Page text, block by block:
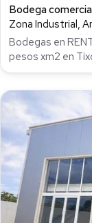
Bodega
Zona Industrial,
Bodegas en
pesos xm2 en